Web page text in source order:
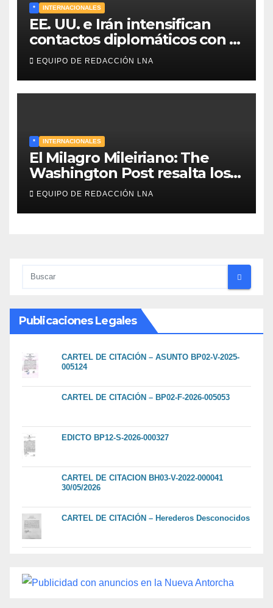
* INTERNACIONALES
EE. UU. e Irán intensifican
contactos diplomáticos con la
mediación de Omán para
reabrir el estrecho de Ormuz
EQUIPO DE REDACCIÓN LNA
* INTERNACIONALES
El Milagro Mileiriano: The
Washington Post resalta los
resultados de la economía de
Milei y lo califica como «El
renacimiento de Argentina
EQUIPO DE REDACCIÓN LNA
Publicaciones Legales
CARTEL DE CITACIÓN – ASUNTO BP02-V-2025-
005124
CARTEL DE CITACIÓN – BP02-F-2026-005053
EDICTO BP12-S-2026-000327
CARTEL DE CITACION BH03-V-2022-000041
30/05/2026
CARTEL DE CITACIÓN – Herederos Desconocidos